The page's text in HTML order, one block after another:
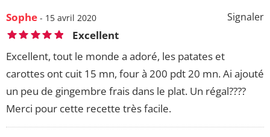
Signaler
Sophe - 15 avril 2020
Excellent
Excellent, tout le monde a adoré, les patates et
carottes ont cuit 15 mn, four à 200 pdt 20 mn. Ai ajouté
un peu de gingembre frais dans le plat. Un régal????
Merci pour cette recette très facile.